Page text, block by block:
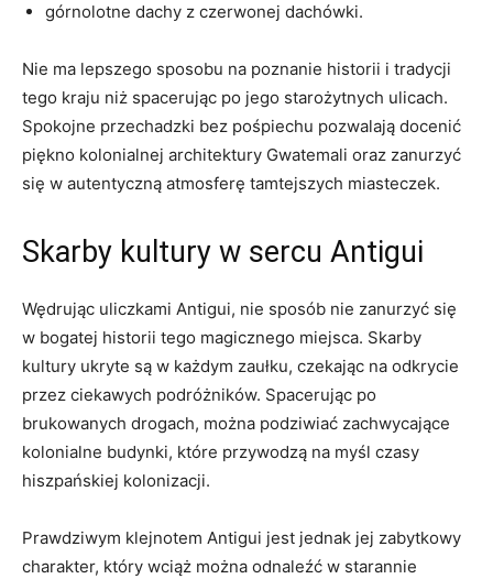
górnolotne dachy z czerwonej dachówki.
Nie ma lepszego ​sposobu na⁤ poznanie‍ historii i‍ tradycji⁢
tego kraju niż spacerując po jego starożytnych ulicach.
Spokojne przechadzki bez pośpiechu‌ pozwalają docenić
piękno kolonialnej architektury Gwatemali oraz zanurzyć
się w⁢ autentyczną atmosferę tamtejszych ⁣miasteczek.
Skarby kultury w sercu Antigui
Wędrując uliczkami Antigui, nie sposób nie zanurzyć się
⁣w⁣ bogatej historii tego magicznego miejsca. Skarby
kultury ukryte są w każdym zaułku, czekając na ⁤odkrycie
przez ciekawych podróżników. Spacerując‌ po
brukowanych ‌drogach, można‌ podziwiać zachwycające
kolonialne⁤ budynki, które przywodzą‍ na myśl ​czasy
hiszpańskiej⁢ kolonizacji.
Prawdziwym klejnotem Antigui jest jednak jej zabytkowy
⁢charakter, który​ wciąż można odnaleźć ‍w starannie